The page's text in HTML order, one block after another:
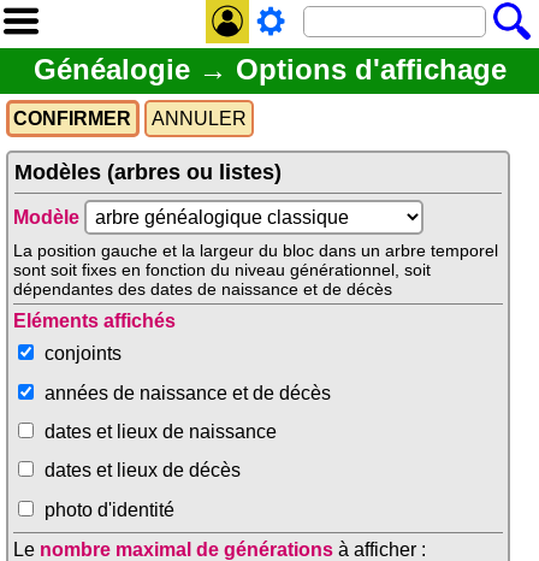
Généalogie → Options d'affichage
Modèles (arbres ou listes)
Modèle
La position gauche et la largeur du bloc dans un arbre temporel
sont soit fixes en fonction du niveau générationnel, soit
dépendantes des dates de naissance et de décès
Eléments affichés
conjoints
années de naissance et de décès
dates et lieux de naissance
dates et lieux de décès
photo d'identité
Le nombre maximal de générations à afficher :